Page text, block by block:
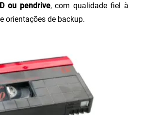
ou pendrive, com qualidade fiel à
orientações de backup.